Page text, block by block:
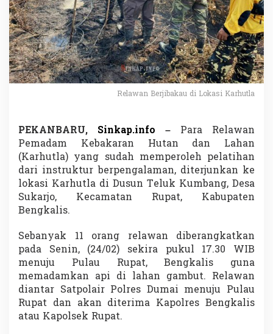
w
a
n
L
a
n
g
s
u
T
e
j
u
n
k
a
s
i
K
r
Relawan Berjibakau di Lokasi Karhutla
PEKANBARU, Sinkap.info – Para Relawan
Pemadam Kebakaran Hutan dan Lahan
(Karhutla) yang sudah memperoleh pelatihan
dari instruktur berpengalaman, diterjunkan ke
lokasi Karhutla di Dusun Teluk Kumbang, Desa
Sukarjo, Kecamatan Rupat, Kabupaten
Bengkalis.
Sebanyak 11 orang relawan diberangkatkan
pada Senin, (24/02) sekira pukul 17.30 WIB
menuju Pulau Rupat, Bengkalis guna
memadamkan api di lahan gambut. Relawan
diantar Satpolair Polres Dumai menuju Pulau
Rupat dan akan diterima Kapolres Bengkalis
atau Kapolsek Rupat.